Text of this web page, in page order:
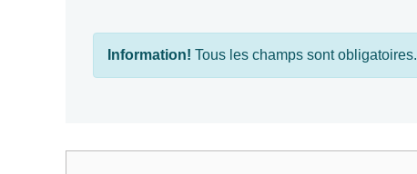
Information! Tous les champs sont obligatoires.